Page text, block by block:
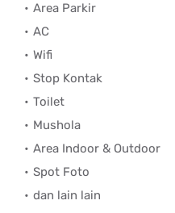
Area Parkir
AC
Wifi
Stop Kontak
Toilet
Mushola
Area Indoor & Outdoor
Spot Foto
dan lain lain